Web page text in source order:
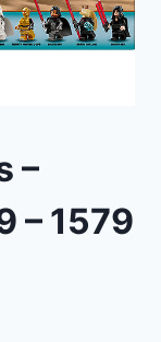
–
– 1579